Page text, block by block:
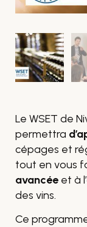
Le WSET de
permettra
cépages et
tout en vous
avancée et à
des vins.
Ce